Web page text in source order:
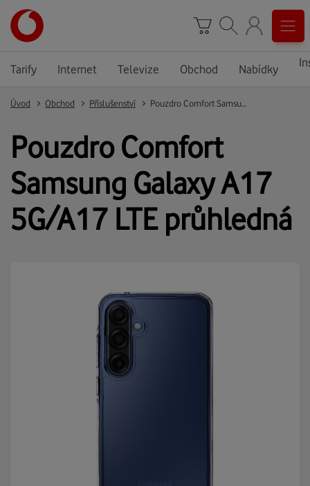
Tarify Internet Televize Obchod Nabídky
Úvod Obchod Příslušenství Pouzdro Comfort Samsung Galaxy A17 5G/A17 LTE průhledná
Pouzdro Comfort
Samsung Galaxy A17
5G/A17 LTE průhledná